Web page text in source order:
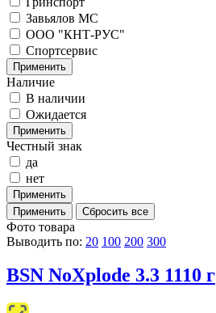
Завьялов МС
ООО "КНТ-РУС"
Спортсервис
Наличие
В наличии
Ожидается
Честный знак
да
нет
Фото товара
Выводить по: 20 100 200 300
BSN NoXplode 3.3 1110 г